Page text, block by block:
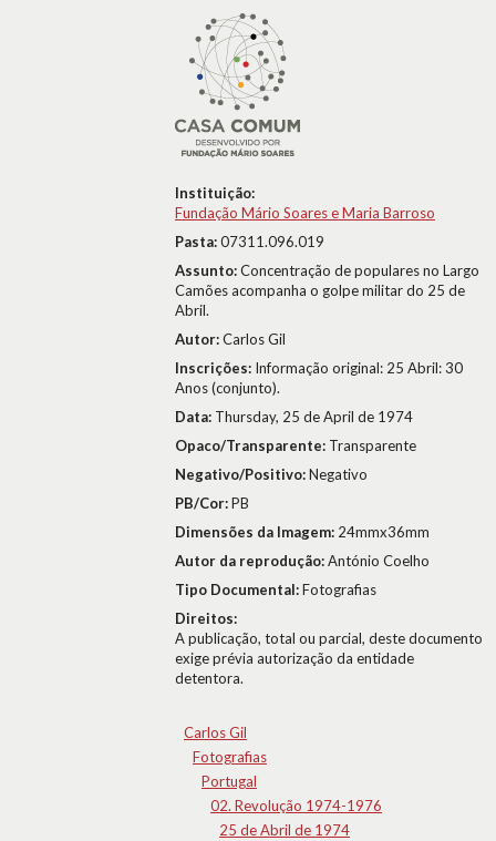
Instituição:
Fundação Mário Soares e Maria Barroso
Pasta:07311.096.019
Assunto:Concentração de populares no Largo
Camões acompanha o golpe militar do 25 de
Abril.
Autor:Carlos Gil
Inscrições: Informação original: 25 Abril: 30
Anos (conjunto).
Data: Thursday, 25 de April de 1974
Opaco/Transparente: Transparente
Negativo/Positivo:Negativo
PB/Cor:PB
Dimensões da Imagem: 24mmx36mm
Autor da reprodução:António Coelho
Tipo Documental:Fotografias
Direitos:
A publicação, total ou parcial, deste documento
exige prévia autorização da entidade
detentora.
Carlos Gil
Fotografias
Portugal
02. Revolução 1974-1976
25 de Abril de 1974